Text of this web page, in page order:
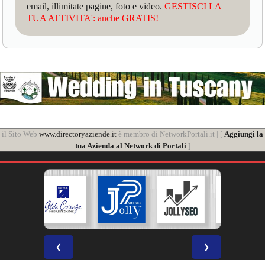
email, illimitate pagine, foto e video.GESTISCI LA
TUA ATTIVITA': anche GRATIS!
il Sito Web www.directoryaziende.it è membro di NetworkPortali.it | [ Aggiungi la
tua Azienda al Network di Portali]
❮ ❯